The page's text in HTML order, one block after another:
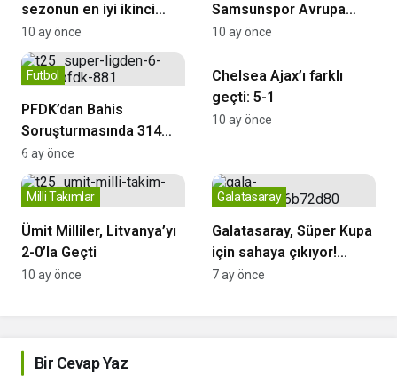
sezonun en iyi ikinci
dönemini yaşıyor
10 ay önce
Samsunspor Avrupa
sahnesinde
10 ay önce
PFDK’dan Bahis
Soruşturmasında 314
Antrenöre Ceza
Futbol
6 ay önce
Chelsea Ajax’ı farklı
geçti: 5-1
Şampiyonlar Ligi
10 ay önce
Ümit Milliler, Litvanya’yı
2-0’la Geçti
Milli Takımlar
10 ay önce
Galatasaray, Süper Kupa
için sahaya çıkıyor!
Rakip Trabzonspor
Galatasaray
7 ay önce
Bir Cevap Yaz